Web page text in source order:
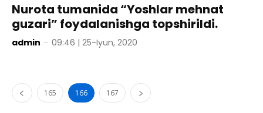
Nurota tumanida “Yoshlar mehnat
guzari” foydalanishga topshirildi.
admin - 09:46 | 25-Iyun, 2020
165 166 167